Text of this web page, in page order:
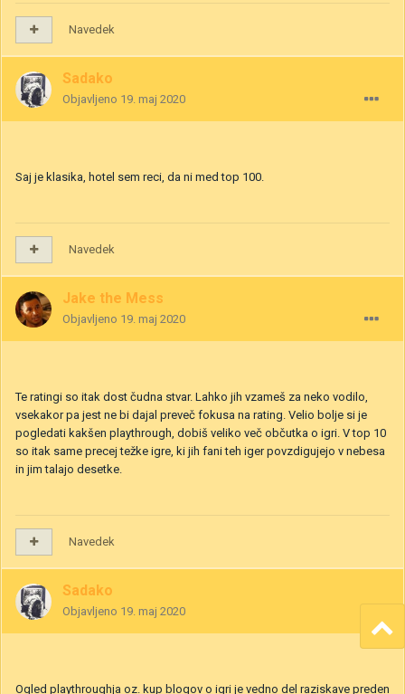
Navedek
Sadako
Objavljeno 19. maj 2020
Saj je klasika, hotel sem reci, da ni med top 100.
Navedek
Jake the Mess
Objavljeno 19. maj 2020
Te ratingi so itak dost čudna stvar. Lahko jih vzameš za neko vodilo,
vsekakor pa jest ne bi dajal preveč fokusa na rating. Velio bolje si je
pogledati kakšen playthrough, dobiš veliko več občutka o igri. V top 10
so itak same precej težke igre, ki jih fani teh iger povzdigujejo v nebesa
in jim talajo desetke.
Navedek
Sadako
Objavljeno 19. maj 2020
Ogled playthroughja oz. kup blogov o igri je vedno del raziskave preden